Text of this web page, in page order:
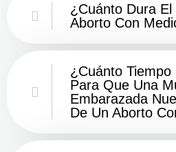
¿Cuánto Dura
Aborto Con
¿Cuánto
Para Que Una
Embarazada
De Un Aborto